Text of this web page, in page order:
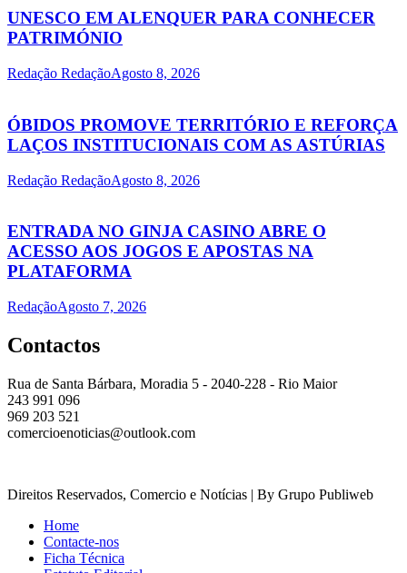
UNESCO EM ALENQUER PARA CONHECER
PATRIMÓNIO
Redação RedaçãoAgosto 8, 2026
ÓBIDOS PROMOVE TERRITÓRIO E REFORÇA
LAÇOS INSTITUCIONAIS COM AS ASTÚRIAS
Redação RedaçãoAgosto 8, 2026
ENTRADA NO GINJA CASINO ABRE O
ACESSO AOS JOGOS E APOSTAS NA
PLATAFORMA
RedaçãoAgosto 7, 2026
Contactos
Rua de Santa Bárbara, Moradia 5 - 2040-228 - Rio Maior
243 991 096
969 203 521
comercioenoticias@outlook.com
Direitos Reservados, Comercio e Notícias | By Grupo Publiweb
Home
Contacte-nos
Ficha Técnica